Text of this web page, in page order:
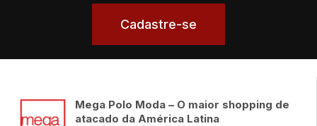
Moda alternativa
Cadastre-se
Mega Polo Moda – O maior shopping de
atacado da América Latina